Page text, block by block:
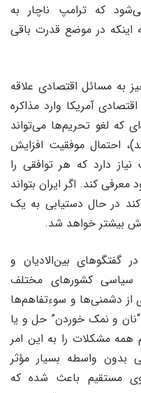
که ترامپ ناچار به
در موضع قدرت باقی
به مسائل اقتصادی علاقه
اقتصادی آمریکا وارد مذاکره
که لغو تحریم‌ها می‌تواند
احتمال موفقیت افزایش
دارد که هر توافقی را
کند. اگر ایران بتواند
در حال دستیابی به یک
بیشتر خواهد شد.
اینجانب در گفتگوهای بین‌الادیان و
سیاسی کشورهای مختلف
از دشمنی‌ها و سوءتفاهم‌ها
و نمک خوردن” حل و یا
همه مشکلات را به این امر
بدون واسطه بسیار مؤثر
مستقیم باعث شده که